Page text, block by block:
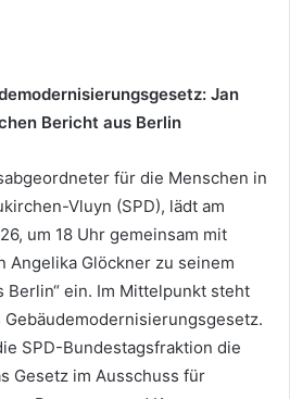
Jan
Bericht aus Berlin
für die Menschen in
Vluyn (SPD), lädt am
um 18 Uhr gemeinsam mit
Angelika Glöckner zu seinem
Berlin“ ein. Im Mittelpunkt steht
SPD-Bundestagsfraktion die
Gesetz im Ausschuss für